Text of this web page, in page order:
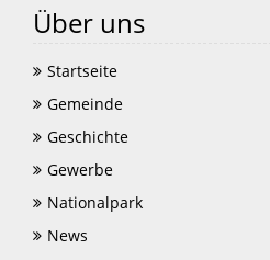
Über uns
Startseite
Gemeinde
Geschichte
Gewerbe
Nationalpark
News